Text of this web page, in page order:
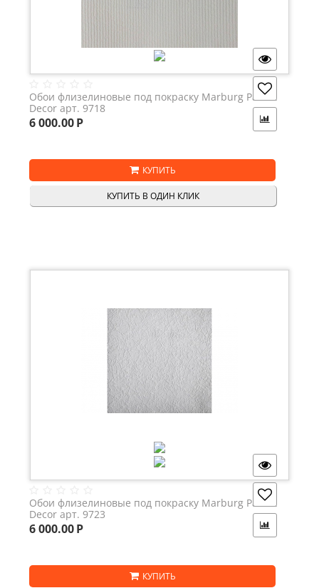
Обои флизелиновые под покраску Marburg Patent
Decor арт. 9718
6 000.00Р
КУПИТЬ
КУПИТЬ В ОДИН КЛИК
Обои флизелиновые под покраску Marburg Patent
Decor арт. 9723
6 000.00Р
КУПИТЬ